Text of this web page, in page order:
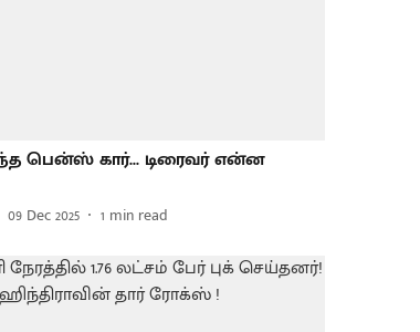
பென்ஸ் கார்... டிரைவர் என்ன
09 Dec 2025 1 min read